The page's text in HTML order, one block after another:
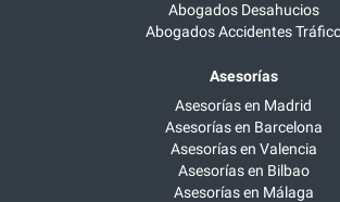
Abogados Desahucios
Abogados Accidentes
Asesorías
Asesorías en Madrid
Asesorías en Barcelona
Asesorías en Valencia
Asesorías en Bilbao
Asesorías en Málaga